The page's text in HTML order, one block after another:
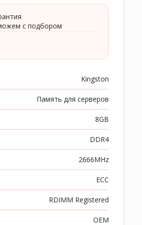
с подбором
Kingston
Память для серверов
8GB
DDR4
2666MHz
ECC
RDIMM Registered
OEM